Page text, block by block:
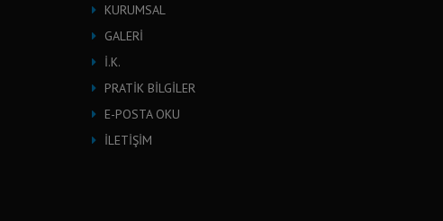
KURUMSAL
GALERİ
İ.K.
PRATİK BİLGİLER
E-POSTA OKU
İLETİŞİM